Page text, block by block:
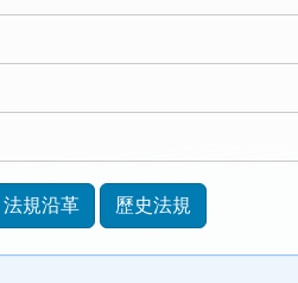
法規沿革 歷史法規